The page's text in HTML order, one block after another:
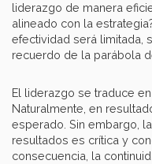
liderazgo de manera
alineado con la
efectividad será limitada,
recuerdo de la parábola
El liderazgo se traduce
Naturalmente, en
esperado. Sin embargo,
resultados es crítica y
consecuencia, la